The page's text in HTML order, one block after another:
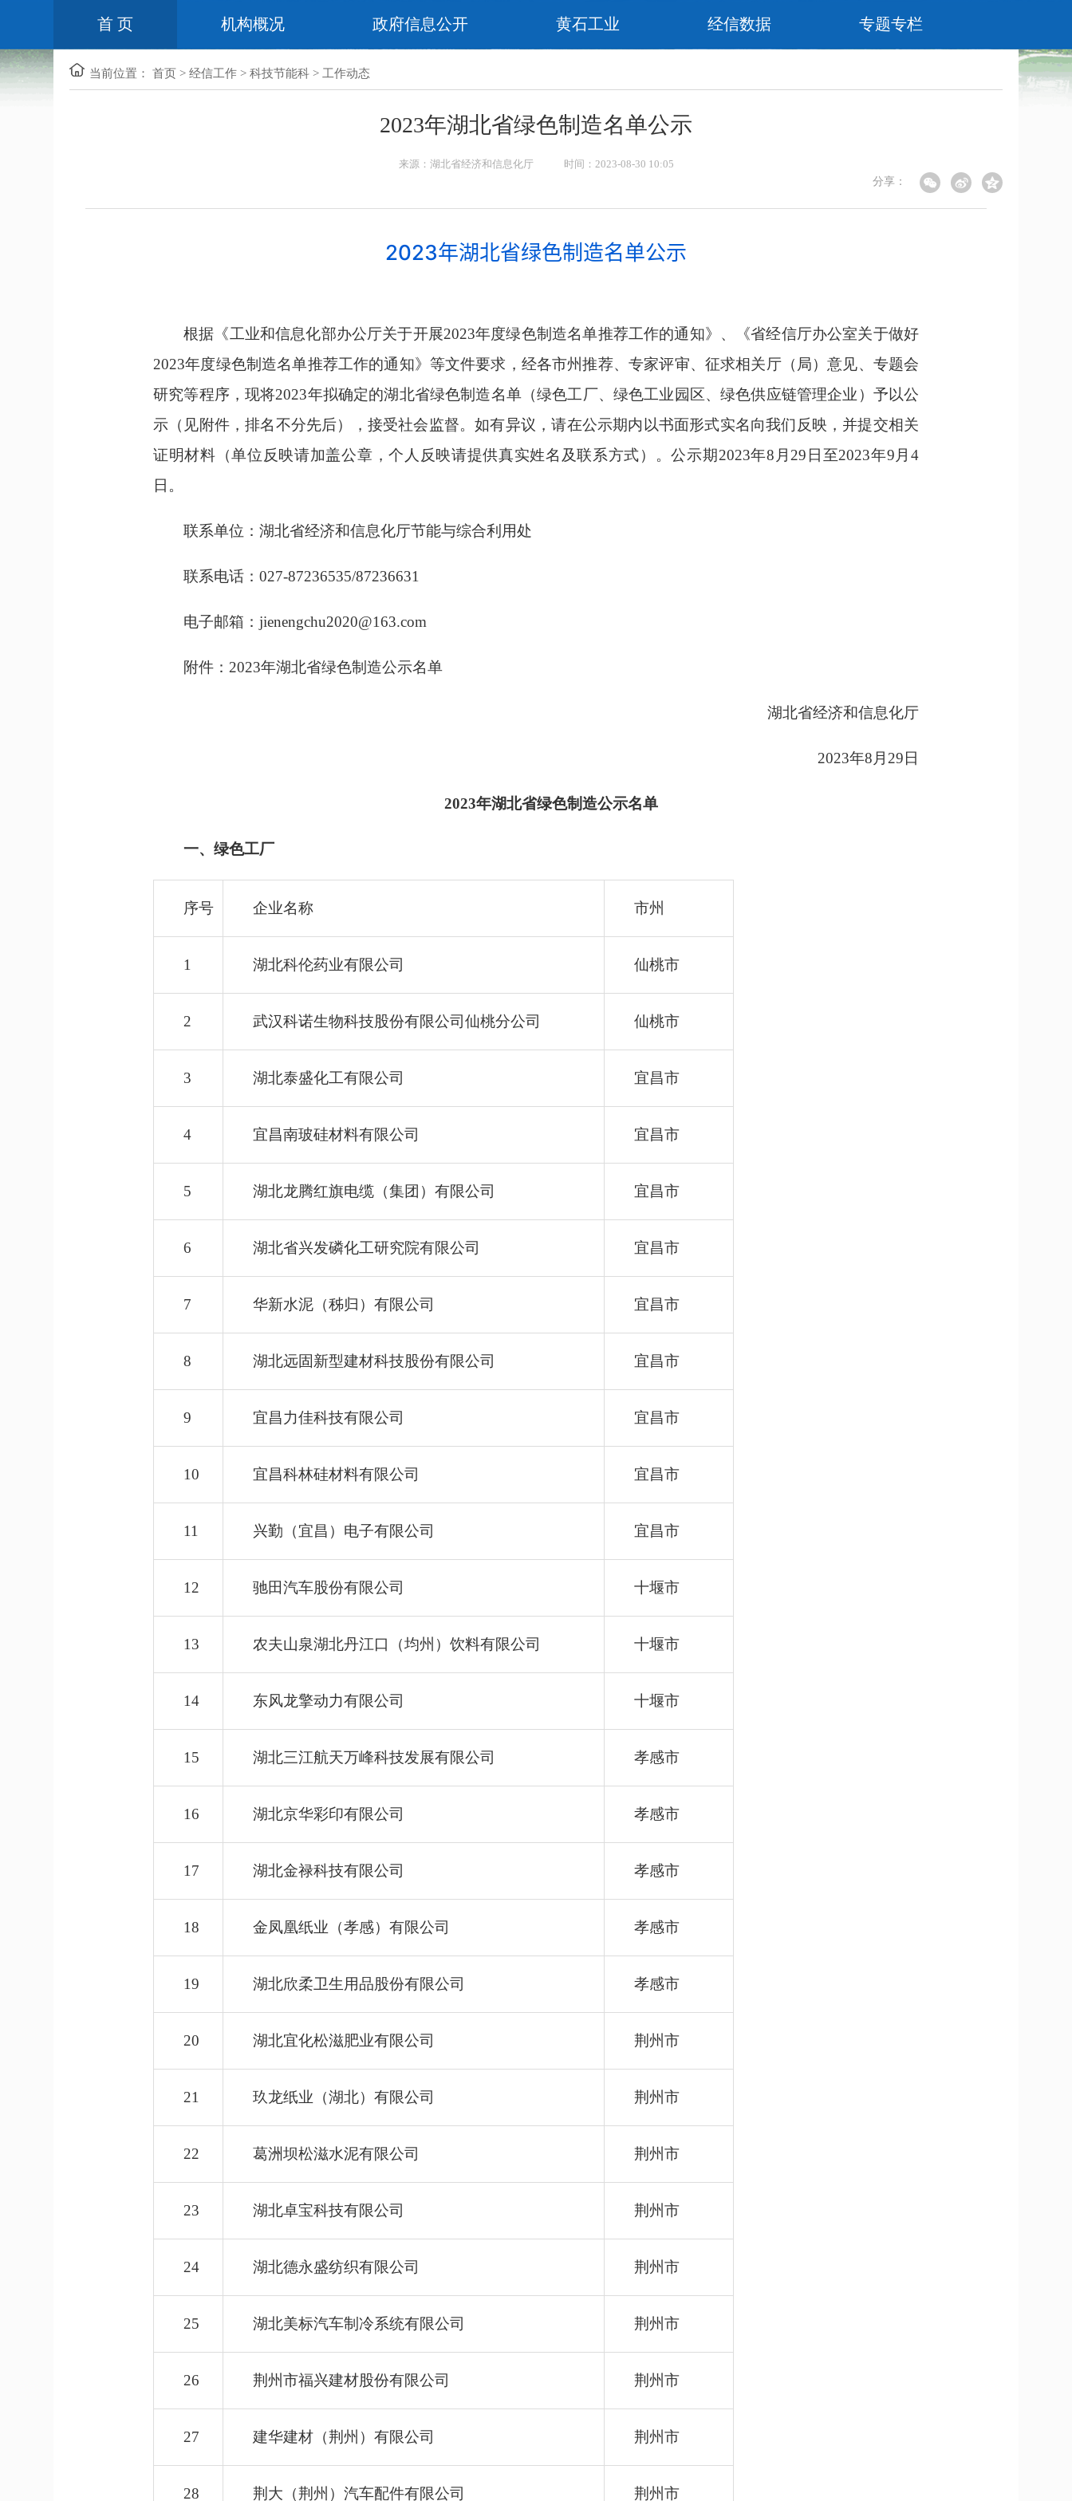
首 页 机构概况 政府信息公开 黄石工业 经信数据 专题专栏
当前位置： 首页 > 经信工作 > 科技节能科 > 工作动态
2023年湖北省绿色制造名单公示
来源：湖北省经济和信息化厅 时间：2023-08-30 10:05
分享：
2023年湖北省绿色制造名单公示
根据《工业和信息化部办公厅关于开展2023年度绿色制造名单推荐工作的通知》、《省经信厅办公室关于做好
2023年度绿色制造名单推荐工作的通知》等文件要求，经各市州推荐、专家评审、征求相关厅（局）意见、专题会
研究等程序，现将2023年拟确定的湖北省绿色制造名单（绿色工厂、绿色工业园区、绿色供应链管理企业）予以公
示（见附件，排名不分先后），接受社会监督。如有异议，请在公示期内以书面形式实名向我们反映，并提交相关
证明材料（单位反映请加盖公章，个人反映请提供真实姓名及联系方式）。公示期2023年8 月 29 日至2023年9 月4
日。
联系单位：湖北省经济和信息化厅节能与综合利用处
联系电话：027-87236535/87236631
电子邮箱：jienengchu2020@163.com
附件： 2023年湖北省绿色制造公示名单
湖北省经济和信息化厅
2023年8 月29日
2023年湖北省绿色制造公示名单
一、绿色工厂
序号 企业名称 市州
1 湖北科伦药业有限公司 仙桃市
2 武汉科诺生物科技股份有限公司仙桃分公司 仙桃市
3 湖北泰盛化工有限公司 宜昌市
4 宜昌南玻硅材料有限公司 宜昌市
5 湖北龙腾红旗电缆（集团）有限公司 宜昌市
6 湖北省兴发磷化工研究院有限公司 宜昌市
7 华新水泥（秭归）有限公司 宜昌市
8 湖北远固新型建材科技股份有限公司 宜昌市
9 宜昌力佳科技有限公司 宜昌市
10 宜昌科林硅材料有限公司 宜昌市
11 兴勤（宜昌）电子有限公司 宜昌市
12 驰田汽车股份有限公司 十堰市
13 农夫山泉湖北丹江口（均州）饮料有限公司 十堰市
14 东风龙擎动力有限公司 十堰市
15 湖北三江航天万峰科技发展有限公司 孝感市
16 湖北京华彩印有限公司 孝感市
17 湖北金禄科技有限公司 孝感市
18 金凤凰纸业（孝感）有限公司 孝感市
19 湖北欣柔卫生用品股份有限公司 孝感市
20 湖北宜化松滋肥业有限公司 荆州市
21 玖龙纸业（湖北）有限公司 荆州市
22 葛洲坝松滋水泥有限公司 荆州市
23 湖北卓宝科技有限公司 荆州市
24 湖北德永盛纺织有限公司 荆州市
25 湖北美标汽车制冷系统有限公司 荆州市
26 荆州市福兴建材股份有限公司 荆州市
27 建华建材（荆州）有限公司 荆州市
28 荆大（荆州）汽车配件有限公司 荆州市